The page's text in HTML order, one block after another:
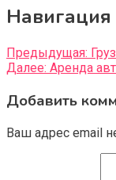
Предыдущая:
Далее: Аренда
Добавить
Ваш адрес email